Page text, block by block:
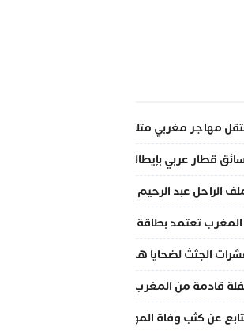
مهاجر مغربي متلبس بالسرقة بالإكراه والابتزاز
قطار عربي بإيطاليا
ملف الراحل عبد الرحيم فقير وتتعهد بالدعم
تعتمد بطاقة الإركاب الرقمية عبر الهاتف
الجثث لضحايا هجرة غير نظامية في شباك
قادمة من المغرب لقضاء عطلة الصيف برفقة
عن كثب وفاة المواطن المغربي بمدينة